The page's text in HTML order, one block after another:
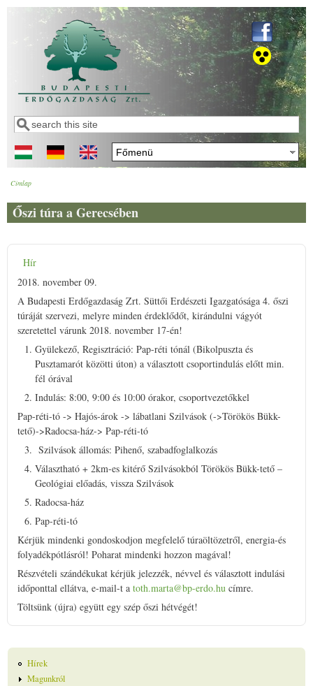
Ugrás a tartalomra
Keresés űrlap
Keresés
Jelenlegi hely
Címlap
Őszi túra a Gerecsében
Hír
2018. november 09.
A Budapesti Erdőgazdaság Zrt. Süttői Erdészeti Igazgatósága 4. őszi
túráját szervezi, melyre minden érdeklődőt, kirándulni vágyót
szeretettel várunk 2018. november 17-én!
Gyülekező, Regisztráció: Pap-réti tónál (Bikolpuszta és
Pusztamarót közötti úton) a választott csoportindulás előtt min.
fél órával
Indulás: 8:00, 9:00 és 10:00 órakor, csoportvezetőkkel
Pap-réti-tó -> Hajós-árok -> lábatlani Szilvások (->Törökös Bükk-
tető)->Radocsa-ház-> Pap-réti-tó
Szilvások állomás: Pihenő, szabadfoglalkozás
Választható + 2km-es kitérő Szilvásokból Törökös Bükk-tető –
Geológiai előadás, vissza Szilvások
Radocsa-ház
Pap-réti-tó
Kérjük mindenki gondoskodjon megfelelő túraöltözetről, energia-és
folyadékpótlásról! Poharat mindenki hozzon magával!
Részvételi szándékukat kérjük jelezzék, névvel és választott indulási
időponttal ellátva, e-mail-t a toth.marta@bp-erdo.hu címre.
Töltsünk (újra) együtt egy szép őszi hétvégét!
Hírek
Magunkról